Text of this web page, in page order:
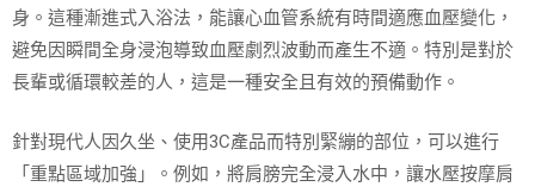
身。這種漸進式入浴法，能讓心血管系統有時間適應血壓變化，
避免因瞬間全身浸泡導致血壓劇烈波動而產生不適。特別是對於
長輩或循環較差的人，這是一種安全且有效的預備動作。
針對現代人因久坐、使用3C產品而特別緊繃的部位，可以進行
「重點區域加強」。例如，將肩膀完全浸入水中，讓水壓按摩肩